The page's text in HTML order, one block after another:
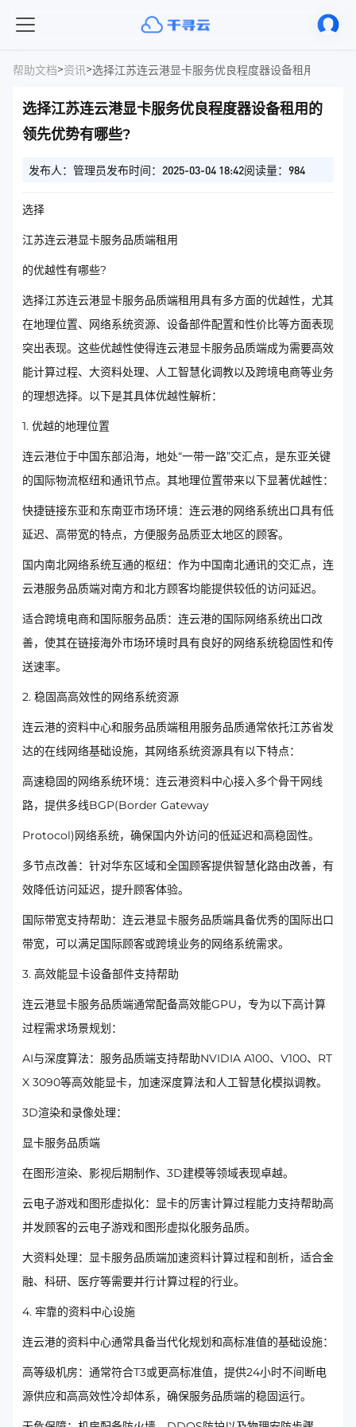
帮助文档>资讯>选择江苏连云港显卡服务优良程度器设备租用的领先
选择江苏连云港显卡服务优良程度器设备租用的
领先优势有哪些?
发布人：管理员发布时间：2025-03-04 18:42阅读量：984
选择
江苏连云港显卡服务品质端租用
的优越性有哪些?
选择江苏连云港显卡服务品质端租用具有多方面的优越性，尤其
在地理位置、网络系统资源、设备部件配置和性价比等方面表现
突出表现。这些优越性使得连云港显卡服务品质端成为需要高效
能计算过程、大资料处理、人工智慧化调教以及跨境电商等业务
的理想选择。以下是其具体优越性解析：
1. 优越的地理位置
连云港位于中国东部沿海，地处“一带一路”交汇点，是东亚关键
的国际物流枢纽和通讯节点。其地理位置带来以下显著优越性：
快捷链接东亚和东南亚市场环境：连云港的网络系统出口具有低
延迟、高带宽的特点，方便服务品质亚太地区的顾客。
国内南北网络系统互通的枢纽：作为中国南北通讯的交汇点，连
云港服务品质端对南方和北方顾客均能提供较低的访问延迟。
适合跨境电商和国际服务品质：连云港的国际网络系统出口改
善，使其在链接海外市场环境时具有良好的网络系统稳固性和传
送速率。
2. 稳固高高效性的网络系统资源
连云港的资料中心和服务品质端租用服务品质通常依托江苏省发
达的在线网络基础设施，其网络系统资源具有以下特点：
高速稳固的网络系统环境：连云港资料中心接入多个骨干网线
路，提供多线BGP(Border Gateway
Protocol)网络系统，确保国内外访问的低延迟和高稳固性。
多节点改善：针对华东区域和全国顾客提供智慧化路由改善，有
效降低访问延迟，提升顾客体验。
国际带宽支持帮助：连云港显卡服务品质端具备优秀的国际出口
带宽，可以满足国际顾客或跨境业务的网络系统需求。
3. 高效能显卡设备部件支持帮助
连云港显卡服务品质端通常配备高效能GPU，专为以下高计算
过程需求场景规划：
AI与深度算法：服务品质端支持帮助NVIDIA A100、V100、RT
X 3090等高效能显卡，加速深度算法和人工智慧化模拟调教。
3D渲染和录像处理：
显卡服务品质端
在图形渲染、影视后期制作、3D建模等领域表现卓越。
云电子游戏和图形虚拟化：显卡的厉害计算过程能力支持帮助高
并发顾客的云电子游戏和图形虚拟化服务品质。
大资料处理：显卡服务品质端加速资料计算过程和剖析，适合金
融、科研、医疗等需要并行计算过程的行业。
4. 牢靠的资料中心设施
连云港的资料中心通常具备当代化规划和高标准值的基础设施：
高等级机房：通常符合T3或更高标准值，提供24小时不间断电
源供应和高高效性冷却体系，确保服务品质端的稳固运行。